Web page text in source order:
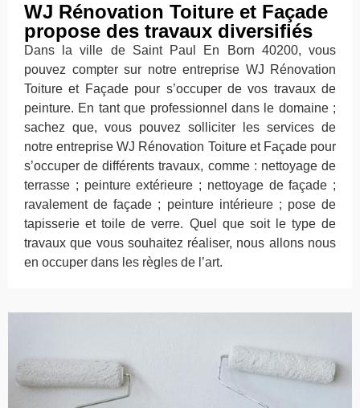
WJ Rénovation Toiture et Façade
propose des travaux diversifiés
Dans la ville de Saint Paul En Born 40200, vous
pouvez compter sur notre entreprise WJ Rénovation
Toiture et Façade pour s’occuper de vos travaux de
peinture. En tant que professionnel dans le domaine ;
sachez que, vous pouvez solliciter les services de
notre entreprise WJ Rénovation Toiture et Façade pour
s’occuper de différents travaux, comme : nettoyage de
terrasse ; peinture extérieure ; nettoyage de façade ;
ravalement de façade ; peinture intérieure ; pose de
tapisserie et toile de verre. Quel que soit le type de
travaux que vous souhaitez réaliser, nous allons nous
en occuper dans les règles de l’art.